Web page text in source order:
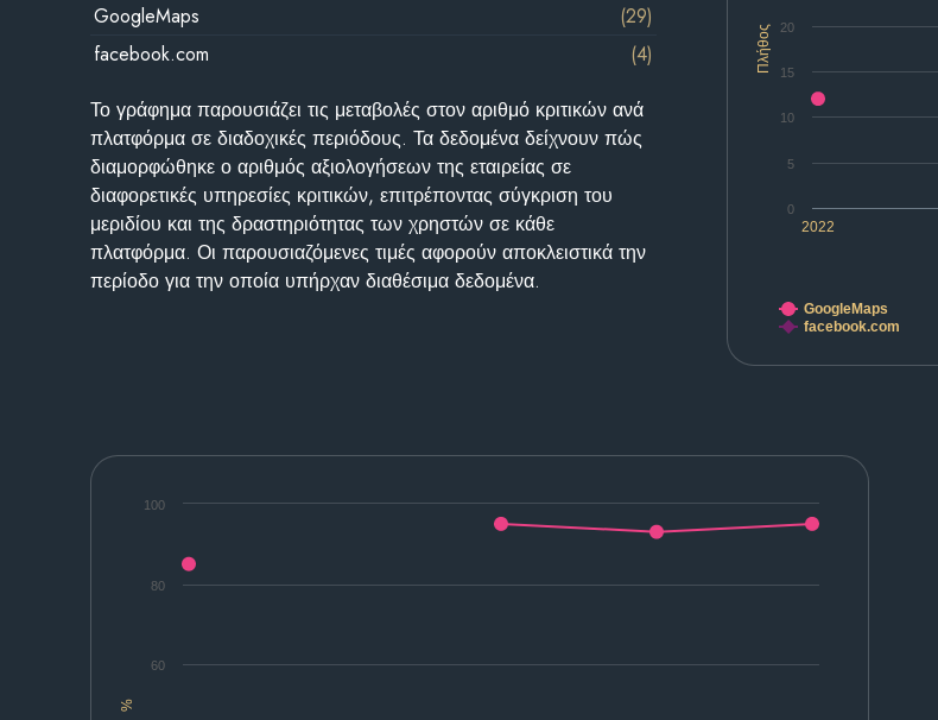
Πλήθος
2022
0
5
10
15
20
GoogleMaps
facebook.com
GoogleMaps
(29)
facebook.com
(4)
Το γράφημα παρουσιάζει τις μεταβολές στον αριθμό κριτικών ανά
πλατφόρμα σε διαδοχικές περιόδους. Τα δεδομένα δείχνουν πώς
διαμορφώθηκε ο αριθμός αξιολογήσεων της εταιρείας σε
διαφορετικές υπηρεσίες κριτικών, επιτρέποντας σύγκριση του
μεριδίου και της δραστηριότητας των χρηστών σε κάθε
πλατφόρμα. Οι παρουσιαζόμενες τιμές αφορούν αποκλειστικά την
περίοδο για την οποία υπήρχαν διαθέσιμα δεδομένα.
%
60
80
100